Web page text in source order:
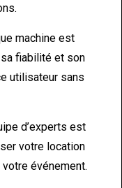
machine est
fiabilité et son
utilisateur sans
d’experts est
votre location
événement.